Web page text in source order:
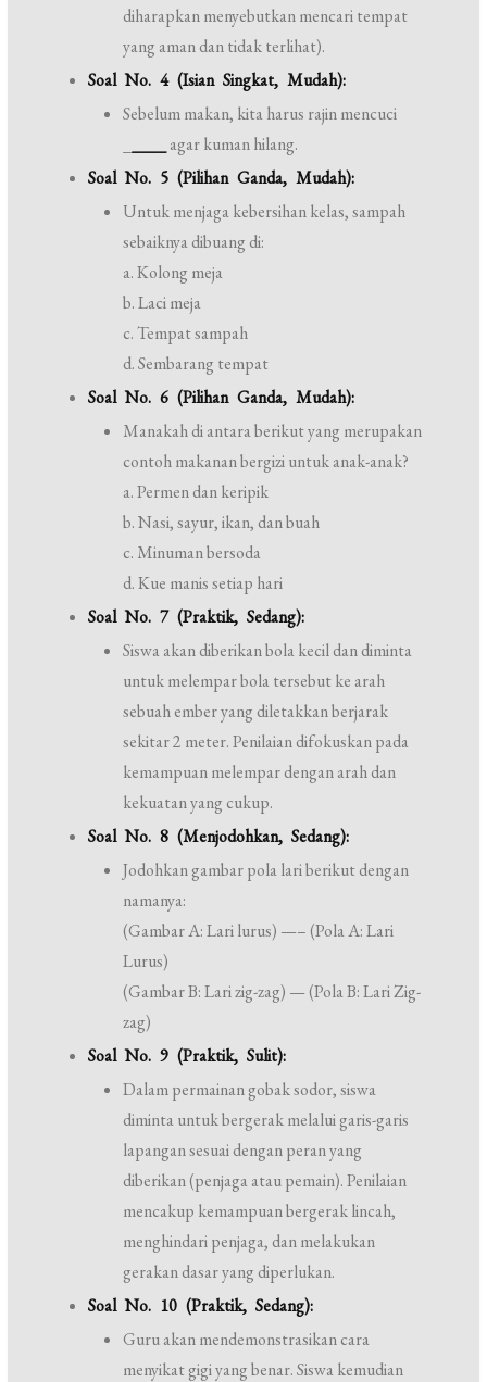
diharapkan menyebutkan mencari tempat
yang aman dan tidak terlihat).
Soal No. 4 (Isian Singkat, Mudah):
Sebelum makan, kita harus rajin mencuci
agar kuman hilang.
Soal No. 5 (Pilihan Ganda, Mudah):
Untuk menjaga kebersihan kelas, sampah
sebaiknya dibuang di:
a. Kolong meja
b. Laci meja
c. Tempat sampah
d. Sembarang tempat
Soal No. 6 (Pilihan Ganda, Mudah):
Manakah di antara berikut yang merupakan
contoh makanan bergizi untuk anak-anak?
a. Permen dan keripik
b. Nasi, sayur, ikan, dan buah
c. Minuman bersoda
d. Kue manis setiap hari
Soal No. 7 (Praktik, Sedang):
Siswa akan diberikan bola kecil dan diminta
untuk melempar bola tersebut ke arah
sebuah ember yang diletakkan berjarak
sekitar 2 meter. Penilaian difokuskan pada
kemampuan melempar dengan arah dan
kekuatan yang cukup.
Soal No. 8 (Menjodohkan, Sedang):
Jodohkan gambar pola lari berikut dengan
namanya:
(Gambar A: Lari lurus) —– (Pola A: Lari
Lurus)
(Gambar B: Lari zig-zag) — (Pola B: Lari Zig-
zag)
Soal No. 9 (Praktik, Sulit):
Dalam permainan gobak sodor, siswa
diminta untuk bergerak melalui garis-garis
lapangan sesuai dengan peran yang
diberikan (penjaga atau pemain). Penilaian
mencakup kemampuan bergerak lincah,
menghindari penjaga, dan melakukan
gerakan dasar yang diperlukan.
Soal No. 10 (Praktik, Sedang):
Guru akan mendemonstrasikan cara
menyikat gigi yang benar. Siswa kemudian